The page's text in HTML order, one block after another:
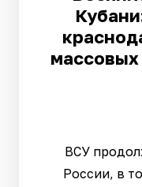
ВСУ
России, в